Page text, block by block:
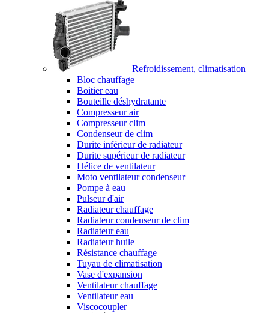
Refroidissement, climatisation
Bloc chauffage
Boitier eau
Bouteille déshydratante
Compresseur air
Compresseur clim
Condenseur de clim
Durite inférieur de radiateur
Durite supérieur de radiateur
Hélice de ventilateur
Moto ventilateur condenseur
Pompe à eau
Pulseur d'air
Radiateur chauffage
Radiateur condenseur de clim
Radiateur eau
Radiateur huile
Résistance chauffage
Tuyau de climatisation
Vase d'expansion
Ventilateur chauffage
Ventilateur eau
Viscocoupler